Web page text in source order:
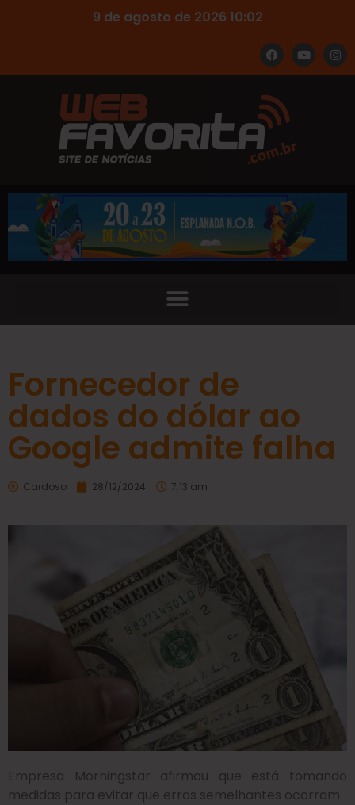
9 de agosto de 2026 10:02
Fornecedor de
dados do dólar ao
Google admite falha
Cardoso 28/12/2024 7:13 am
Empresa Morningstar afirmou que está tomando
medidas para evitar que erros semelhantes ocorram